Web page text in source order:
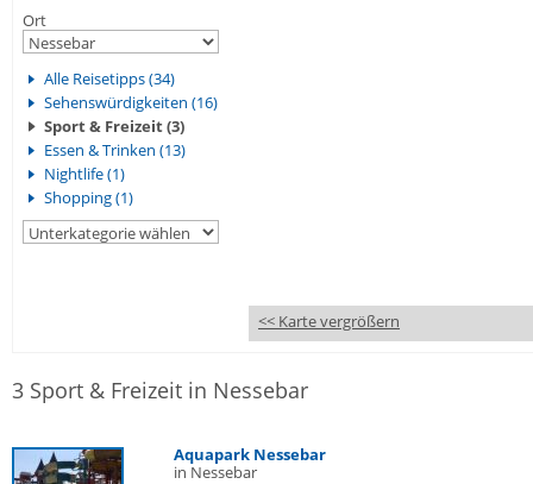
Ort
Alle Reisetipps (34)
Sehenswürdigkeiten (16)
Sport & Freizeit (3)
Essen & Trinken (13)
Nightlife (1)
Shopping (1)
<< Karte vergrößern
3 Sport & Freizeit in Nessebar
Aquapark Nessebar
in Nessebar